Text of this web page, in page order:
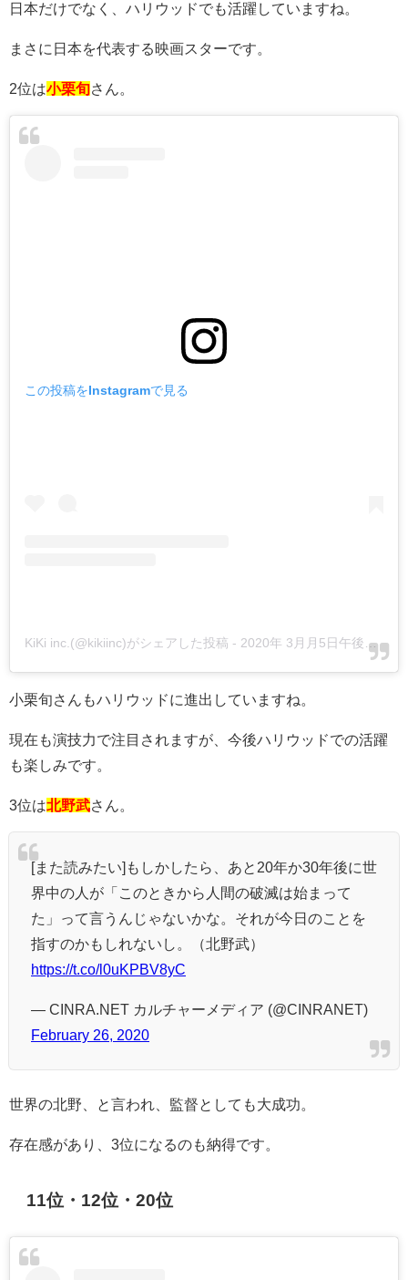
日本だけでなく、ハリウッドでも活躍していますね。
まさに日本を代表する映画スターです。
2位は小栗旬さん。
この投稿をInstagramで見る
KiKi inc.(@kikiinc)がシェアした投稿 - 2020年 3月月5日午後9時42分PST
小栗旬さんもハリウッドに進出していますね。
現在も演技力で注目されますが、今後ハリウッドでの活躍
も楽しみです。
3位は北野武さん。
[また読みたい]もしかしたら、あと20年か30年後に世
界中の人が「このときから人間の破滅は始まって
た」って言うんじゃないかな。それが今日のことを
指すのかもしれないし。（北野武）
https://t.co/l0uKPBV8yC
— CINRA.NET カルチャーメディア (@CINRANET)
February 26, 2020
世界の北野、と言われ、監督としても大成功。
存在感があり、3位になるのも納得です。
11位・12位・20位